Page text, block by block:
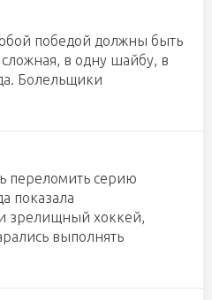
победой должны быть
в одну шайбу, в
Болельщики
переломить серию
показала
зрелищный хоккей,
выполнять